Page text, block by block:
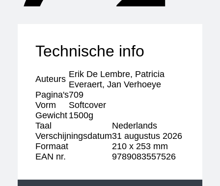
Technische info
Auteurs Erik De Lembre, Patricia
Everaert, Jan Verhoeye
Pagina's709
Vorm
Softcover
Gewicht 1500g
Taal
Nederlands
Verschijningsdatum31 augustus 2026
Formaat
210 x 253 mm
EAN nr.
9789083557526